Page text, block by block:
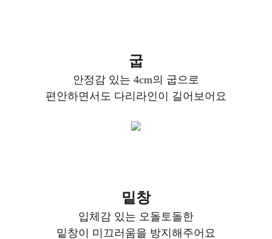
굽
안정감 있는 4cm의 굽으로
편안하면서도 다리라인이 길어보어요
밑창
입체감 있는 오돌토돌한
밑창이 미끄러움을 방지해주어요